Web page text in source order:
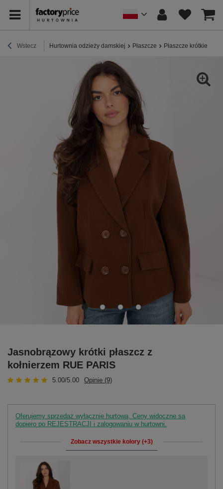
Wstecz Hurtownia odzieży damskiej Płaszcze Płaszcze krótkie
Jasnobrązowy krótki płaszcz z
kołnierzem RUE PARIS
5.00/5.00 Opinie (9)
Oferujemy sprzedaż wyłącznie hurtową. Ceny widoczne są
dopiero po REJESTRACJI i zalogowaniu w hurtowni.
Zobacz wszystkie kolory (+3)